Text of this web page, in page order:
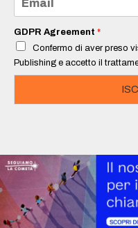
a
i
*
GDPR Agreement *
Confermo di aver preso
Publishing e accetto il